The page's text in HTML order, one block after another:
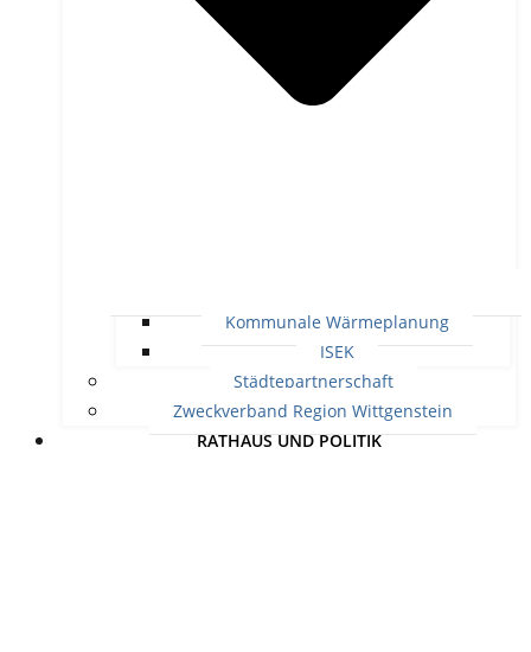
Kommunale Wärmeplanung
ISEK
Städtepartnerschaft
Zweckverband Region Wittgenstein
RATHAUS UND POLITIK